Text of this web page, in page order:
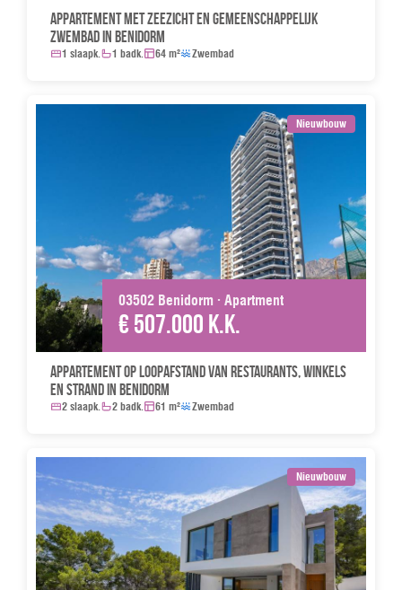
Appartement met zeezicht en gemeenschappelijk
zwembad in Benidorm
1 slaapk. 1 badk. 64 m² Zwembad
Nieuwbouw
03502 Benidorm · Apartment
€ 507.000 k.k.
Appartement op loopafstand van restaurants, winkels
en strand in Benidorm
2 slaapk. 2 badk. 61 m² Zwembad
Nieuwbouw